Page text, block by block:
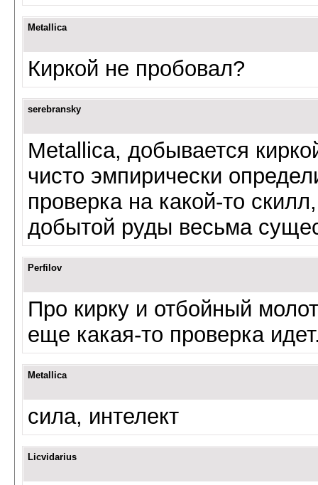
Metallica
Киркой не пробовал?
serebransky
Metallica, добывается
чисто эмпирически
проверка на какой-то
добытой руды весьма
Perfilov
Про кирку и отбойный
еще какая-то проверка
Metallica
сила, интелект
Licvidarius